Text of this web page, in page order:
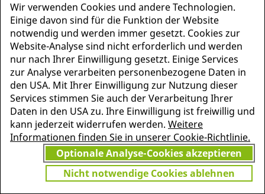
MEHR INFORMATIONEN
ZU PSCHYREMBEL
JETZT
GRATIS TESTEN
Vielen Dank für Ihr Interesse
am Pschyrembel! Wenn Sie
Wir verwenden Cookies und andere Technologien.
Einige davon sind für die Funktion der Website
notwendig und werden immer gesetzt. Cookies zur
Website-Analyse sind nicht erforderlich und werden
nur nach Ihrer Einwilligung gesetzt. Einige Services
zur Analyse verarbeiten personenbezogene Daten in
den USA. Mit Ihrer Einwilligung zur Nutzung dieser
Services stimmen Sie auch der Verarbeitung Ihrer
Daten in den USA zu. Ihre Einwilligung ist freiwillig und
kann jederzeit widerrufen werden. Weitere
Informationen finden Sie in unserer Cookie-Richtlinie.
Optionale Analyse-Cookies akzeptieren
Nicht notwendige Cookies ablehnen